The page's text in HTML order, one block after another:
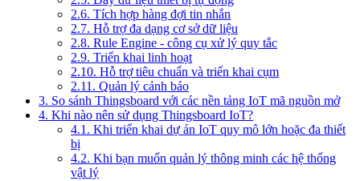
2.6. Tích hợp hàng đợi tin nhắn
2.7. Hỗ trợ đa dạng cơ sở dữ liệu
2.8. Rule Engine - công cụ xử lý quy tắc
2.9. Triển khai linh hoạt
2.10. Hỗ trợ tiêu chuẩn và triển khai cụm
2.11. Quản lý cảnh báo
3. So sánh Thingsboard với các nền tảng IoT mã nguồn mở
4. Khi nào nên sử dụng Thingsboard IoT?
4.1. Khi triển khai dự án IoT quy mô lớn hoặc đa thiết
bị
4.2. Khi bạn muốn quản lý thông minh các hệ thống
vật lý